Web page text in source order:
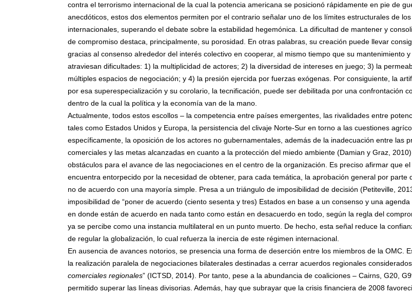
contra el terrorismo internacional de la cual la potencia americana se posicionó rápidamente en pie de
anecdóticos, estos dos elementos permiten por el contrario señalar uno de los límites estructurales de
internacionales, superando el debate sobre la estabilidad hegemónica. La dificultad de mantener y
de compromiso destaca, principalmente, su porosidad. En otras palabras, su creación puede llevar
gracias al consenso alrededor del interés colectivo en cooperar, al mismo tiempo que su mantenimiento
atraviesan dificultades: 1) la multiplicidad de actores; 2) la diversidad de intereses en juego; 3) la
múltiples espacios de negociación; y 4) la presión ejercida por fuerzas exógenas. Por consiguiente, la
por esa superespecialización y su corolario, la tecnificación, puede ser debilitada por una confrontación
dentro de la cual la política y la economía van de la mano.
Actualmente, todos estos escollos – la competencia entre países emergentes, las rivalidades entre
tales como Estados Unidos y Europa, la persistencia del clivaje Norte-Sur en torno a las cuestiones
específicamente, la oposición de los actores no gubernamentales, además de la inadecuación entre las
comerciales y las metas alcanzadas en cuanto a la protección del miedo ambiente (Damian y Graz,
obstáculos para el avance de las negociaciones en el centro de la organización. Es preciso afirmar que
encuentra entorpecido por la necesidad de obtener, para cada temática, la aprobación general por parte
no de acuerdo con una mayoría simple. Presa a un triángulo de imposibilidad de decisión (Petiteville,
imposibilidad de “poner de acuerdo (ciento sesenta y tres) Estados en base a un consenso y una
en donde están de acuerdo en nada tanto como están en desacuerdo en todo, según la regla del
ya se percibe como una instancia multilateral en un punto muerto. De hecho, esta señal reduce la
de regular la globalización, lo cual refuerza la inercia de este régimen internacional.
En ausencia de avances notorios, se presencia una forma de deserción entre los miembros de la OMC.
la realización paralela de negociaciones bilaterales destinadas a cerrar acuerdos regionales considerados
comerciales regionales” (ICTSD, 2014). Por tanto, pese a la abundancia de coaliciones – Cairns, G20,
permitido superar las líneas divisorias. Además, hay que subrayar que la crisis financiera de 2008